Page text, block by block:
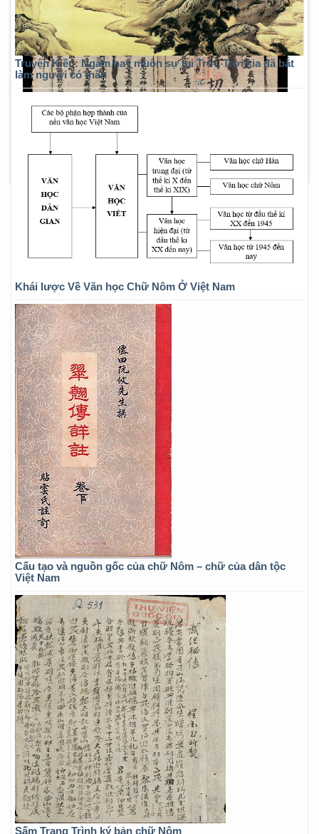
Truyện Kiều: Ngẫm hay muôn sự tại Trời, Trời kia đã bắt
làm người có thân
Khái lược Về Văn học Chữ Nôm Ở Việt Nam
Cấu tạo và nguồn gốc của chữ Nôm – chữ của dân tộc
Việt Nam
Sấm Trạng Trình ký bản chữ Nôm